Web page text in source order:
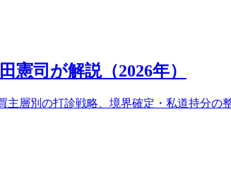
憲司が解説（2026年）
層別の打診戦略、境界確定・私道持分の